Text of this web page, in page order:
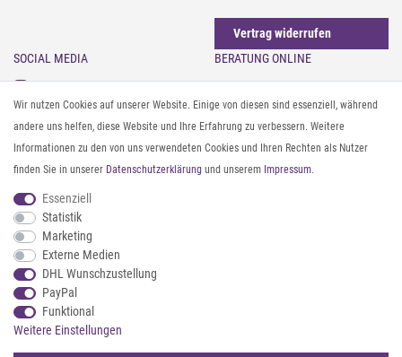
Vertrag widerrufen
SOCIAL MEDIA
Instagram
Facebook
Pinterest
Twitter
Youtube
Threads
BERATUNG ONLINE
Gürtel messen & kürzen
Sonnenbrillen & UV-Schutz
Textilpflege
Textil- und Material-Guide
Geldbörse richtig organisieren
ZAHLUNG & VERSAND
Wir nutzen Cookies auf unserer Website. Einige von diesen sind essenziell, während
andere uns helfen, diese Website und Ihre Erfahrung zu verbessern. Weitere
Informationen zu den von uns verwendeten Cookies und Ihren Rechten als Nutzer
finden Sie in unserer Daten­schutz­erklärung und unserem Impressum.
Essenziell
Statistik
Marketing
Externe Medien
DHL Wunschzustellung
PayPal
Funktional
Weitere Einstellungen